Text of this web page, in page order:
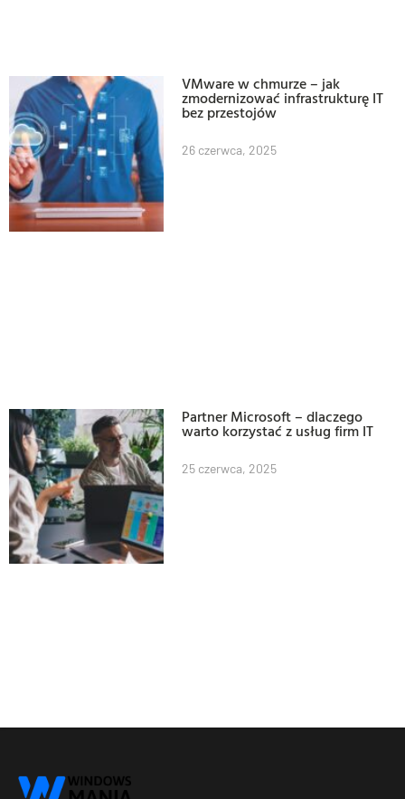
VMware w chmurze – jak
zmodernizować infrastrukturę IT
bez przestojów
26 czerwca, 2025
Partner Microsoft – dlaczego
warto korzystać z usług firm IT
25 czerwca, 2025